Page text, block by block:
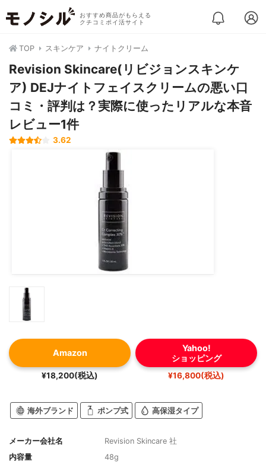
おすすめ商品がもらえる
クチコミポイ活サイト
TOP スキンケア ナイトクリーム
Revision Skincare(リビジョンスキンケ
ア) DEJナイトフェイスクリームの悪い口
コミ・評判は？実際に使ったリアルな本音
レビュー1件
3.62
Amazon
¥18,200(税込)
Yahoo!
ショッピング
¥16,800(税込)
海外ブランド ポンプ式 高保湿タイプ
メーカー会社名
Revision Skincare 社
内容量
48g